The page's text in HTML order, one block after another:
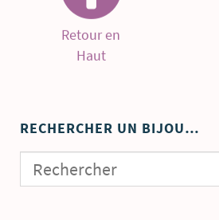
Retour en
Haut
RECHERCHER UN BIJOU…